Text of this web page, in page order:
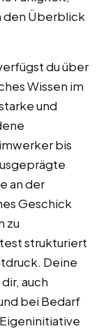
den Überblick
du über
Wissen im
und
bis
an der
Geschick
zu
strukturiert
Deine
auch
bei Bedarf